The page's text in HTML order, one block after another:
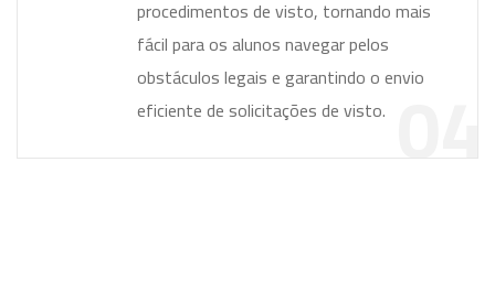
04
procedimentos de visto, tornando mais
fácil para os alunos navegar pelos
obstáculos legais e garantindo o envio
eficiente de solicitações de visto.